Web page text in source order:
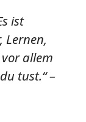
ist
Lernen,
allem
tust.“ –